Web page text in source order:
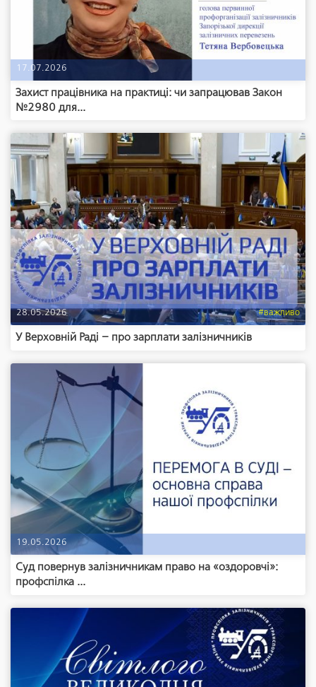
17.07.2026
Захист працівника на практиці: чи запрацював Закон
№2980 для...
28.05.2026 #важливо
У Верховній Раді – про зарплати залізничників
19.05.2026
Суд повернув залізничникам право на «оздоровчі»:
профспілка ...